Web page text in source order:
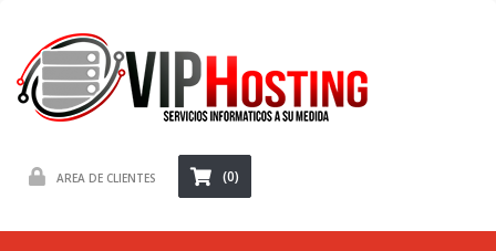
AREA DE CLIENTES (0)